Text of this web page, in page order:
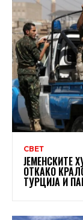
СВЕТ
ЈЕМЕНСКИТЕ
ОТКАКО
ТУРЦИЈА И